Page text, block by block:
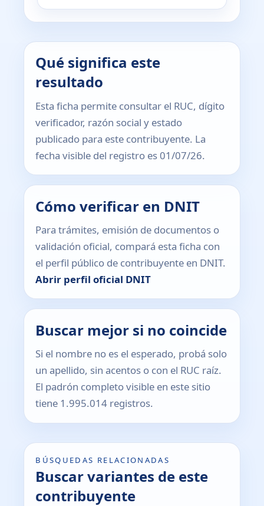
Qué significa este
resultado
Esta ficha permite consultar el RUC, dígito
verificador, razón social y estado
publicado para este contribuyente. La
fecha visible del registro es 01/07/26.
Cómo verificar en DNIT
Para trámites, emisión de documentos o
validación oficial, compará esta ficha con
el perfil público de contribuyente en DNIT.
Abrir perfil oficial DNIT
Buscar mejor si no coincide
Si el nombre no es el esperado, probá solo
un apellido, sin acentos o con el RUC raíz.
El padrón completo visible en este sitio
tiene 1.995.014 registros.
BÚSQUEDAS RELACIONADAS
Buscar variantes de este
contribuyente